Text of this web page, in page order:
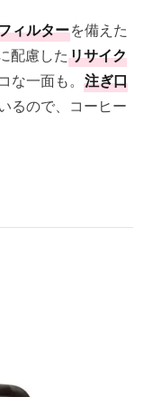
ィルターを備えた
配慮したリサイク
な一面も。 注ぎ口
るので、コーヒー